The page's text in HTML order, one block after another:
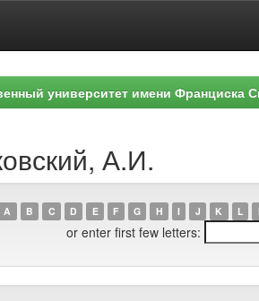
университет имени Франциска
А.И.
A B C D E F G H I J K L
or enter first few letters: